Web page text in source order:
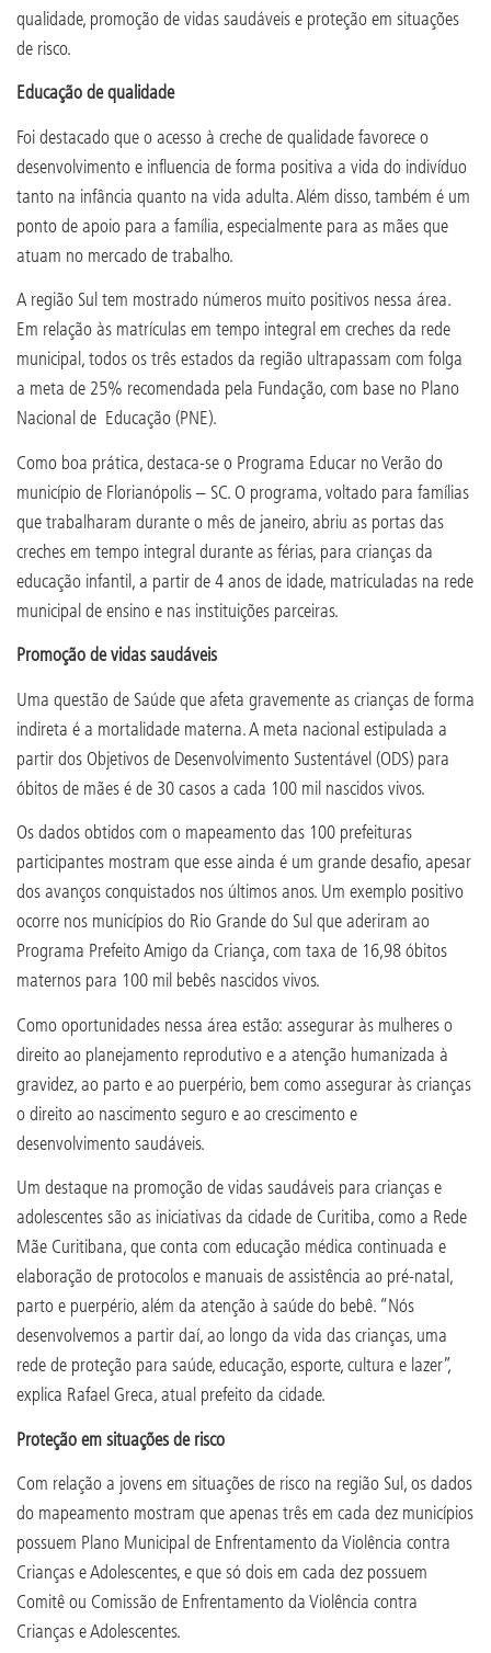
qualidade, promoção de vidas saudáveis e proteção em situações
de risco.
Educação de qualidade
Foi destacado que o acesso à creche de qualidade favorece o
desenvolvimento e influencia de forma positiva a vida do indivíduo
tanto na infância quanto na vida adulta. Além disso, também é um
ponto de apoio para a família, especialmente para as mães que
atuam no mercado de trabalho.
A região Sul tem mostrado números muito positivos nessa área.
Em relação às matrículas em tempo integral em creches da rede
municipal, todos os três estados da região ultrapassam com folga
a meta de 25% recomendada pela Fundação, com base no Plano
Nacional de Educação (PNE).
Como boa prática, destaca-se o Programa Educar no Verão do
município de Florianópolis – SC. O programa, voltado para famílias
que trabalharam durante o mês de janeiro, abriu as portas das
creches em tempo integral durante as férias, para crianças da
educação infantil, a partir de 4 anos de idade, matriculadas na rede
municipal de ensino e nas instituições parceiras.
Promoção de vidas saudáveis
Uma questão de Saúde que afeta gravemente as crianças de forma
indireta é a mortalidade materna. A meta nacional estipulada a
partir dos Objetivos de Desenvolvimento Sustentável (ODS) para
óbitos de mães é de 30 casos a cada 100 mil nascidos vivos.
Os dados obtidos com o mapeamento das 100 prefeituras
participantes mostram que esse ainda é um grande desafio, apesar
dos avanços conquistados nos últimos anos. Um exemplo positivo
ocorre nos municípios do Rio Grande do Sul que aderiram ao
Programa Prefeito Amigo da Criança, com taxa de 16,98 óbitos
maternos para 100 mil bebês nascidos vivos.
Como oportunidades nessa área estão: assegurar às mulheres o
direito ao planejamento reprodutivo e a atenção humanizada à
gravidez, ao parto e ao puerpério, bem como assegurar às crianças
o direito ao nascimento seguro e ao crescimento e
desenvolvimento saudáveis.
Um destaque na promoção de vidas saudáveis para crianças e
adolescentes são as iniciativas da cidade de Curitiba, como a Rede
Mãe Curitibana, que conta com educação médica continuada e
elaboração de protocolos e manuais de assistência ao pré-natal,
parto e puerpério, além da atenção à saúde do bebê. “Nós
desenvolvemos a partir daí, ao longo da vida das crianças, uma
rede de proteção para saúde, educação, esporte, cultura e lazer”,
explica Rafael Greca, atual prefeito da cidade.
Proteção em situações de risco
Com relação a jovens em situações de risco na região Sul, os dados
do mapeamento mostram que apenas três em cada dez municípios
possuem Plano Municipal de Enfrentamento da Violência contra
Crianças e Adolescentes, e que só dois em cada dez possuem
Comitê ou Comissão de Enfrentamento da Violência contra
Crianças e Adolescentes.